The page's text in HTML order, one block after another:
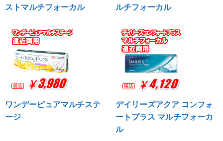
ストマルチフォーカル
ルチフォーカル
ワンデーピュアマルチステ
ージ
デイリーズアクア コンフォ
ートプラス マルチフォーカ
ル